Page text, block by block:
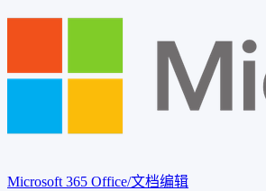
Microsoft 365 Office/文档编辑